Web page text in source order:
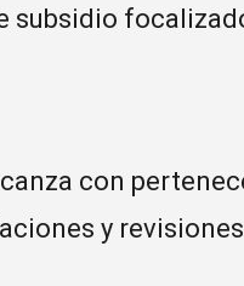
subsidio
con
y